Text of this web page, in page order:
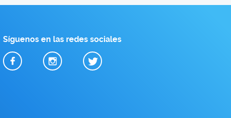
Síguenos en las redes sociales